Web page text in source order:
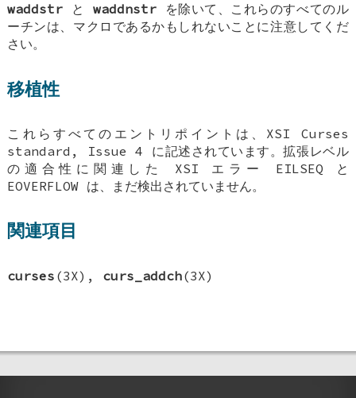
waddstr と waddnstrを除いて、これらのすべてのル
ーチンは、マクロであるかもしれないことに注意してくだ
さい。
移植性
これらすべてのエントリポイントは、XSI Curses
standard, Issue 4 に記述されています。拡張レベル
の適合性に関連した XSI エラー EILSEQ と
EOVERFLOW は、まだ検出されていません。
関連項目
curses (3X), curs_addch(3X)